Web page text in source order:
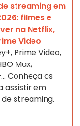
streaming em
filmes e
na Netflix,
Video
Prime Video,
Max,
Conheça os
assistir em
streaming.